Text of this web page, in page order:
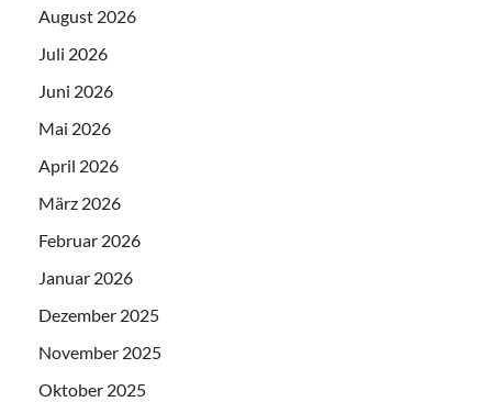
August 2026
Juli 2026
Juni 2026
Mai 2026
April 2026
März 2026
Februar 2026
Januar 2026
Dezember 2025
November 2025
Oktober 2025